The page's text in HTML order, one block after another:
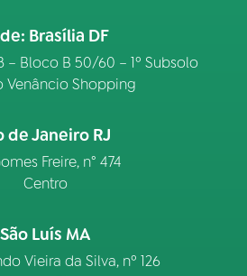
Brasília DF
– Bloco B 50/60 – 1º Subsolo
Venâncio Shopping
de Janeiro RJ
Freire, n° 474
Centro
São Luís MA
Vieira da Silva, nº 126